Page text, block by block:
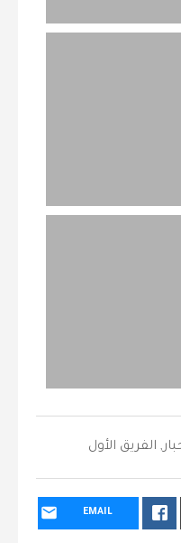
, الفريق الأول
EMAIL